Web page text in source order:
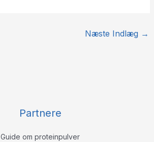
Næste Indlæg →
Partnere
Guide om proteinpulver